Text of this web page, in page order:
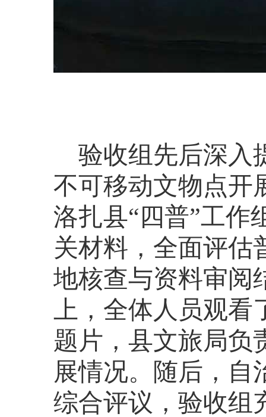
验收组先后深入
不可移动文物点开
洛扎县“四普”工作
关材料，全面评估
地核查与资料审阅
上，全体人员观
题片，县文旅局负
展情况。随后，自
综合评议，验收组